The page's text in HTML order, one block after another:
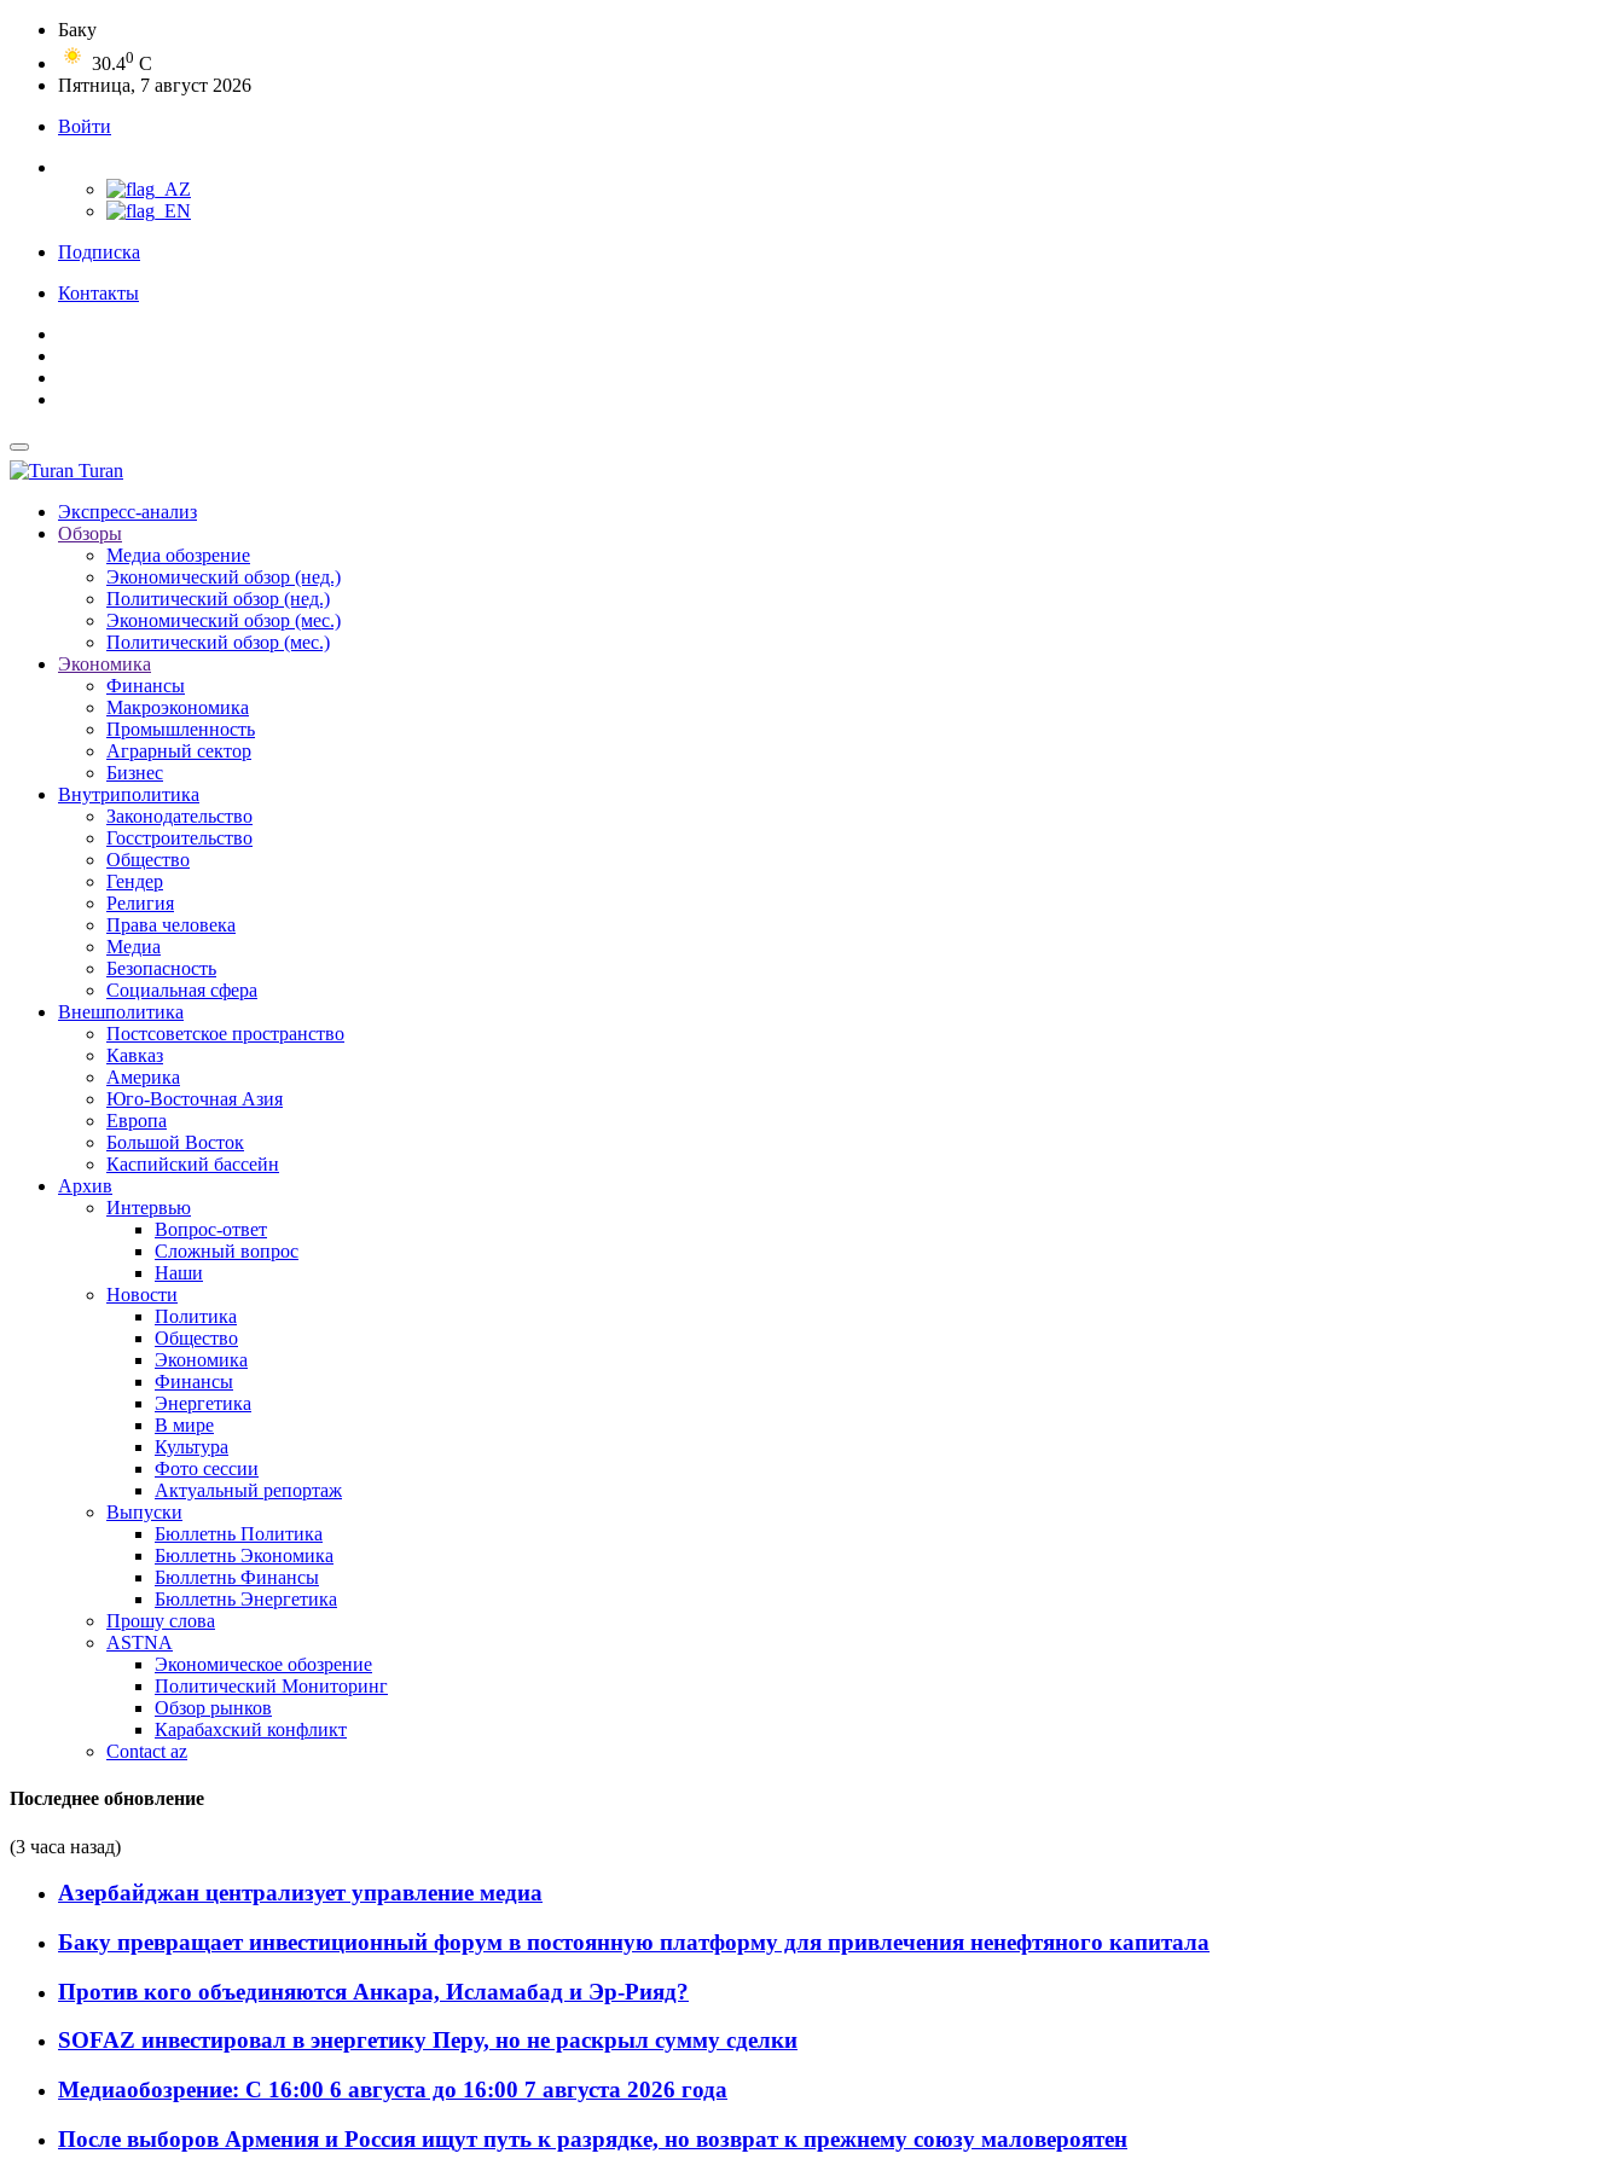
Баку
30.40 C
Пятница, 7 август 2026
Войти
Подписка
Контакты
Turan
Экспресс-анализ
Обзоры
Медиа обозрение
Экономический обзор (нед.)
Политический обзор (нед.)
Экономический обзор (мес.)
Политический обзор (мес.)
Экономика
Финансы
Макроэкономика
Промышленность
Аграрный сектор
Бизнес
Внутриполитика
Законодательство
Госстроительство
Общество
Гендер
Религия
Права человека
Медиа
Безопасность
Социальная сфера
Внешполитика
Постсоветское пространство
Кавказ
Америка
Юго-Восточная Азия
Европа
Большой Восток
Каспийский бассейн
Архив
Интервью
Вопрос-ответ
Сложный вопрос
Наши
Новости
Политика
Общество
Экономика
Финансы
Энергетика
В мире
Культура
Фото сессии
Актуальный репортаж
Выпуски
Бюллетнь Политика
Бюллетнь Экономика
Бюллетнь Финансы
Бюллетнь Энергетика
Прошу слова
ASTNA
Экономическое обозрение
Политический Мониторинг
Обзор рынков
Карабахский конфликт
Contact az
Последнее обновление
(3 часа назад)
Азербайджан централизует управление медиа
Баку превращает инвестиционный форум в постоянную платформу для привлечения ненефтяного капитала
Против кого объединяются Анкара, Исламабад и Эр-Рияд?
SOFAZ инвестировал в энергетику Перу, но не раскрыл сумму сделки
Медиаобозрение: С 16:00 6 августа до 16:00 7 августа 2026 года
После выборов Армения и Россия ищут путь к разрядке, но возврат к прежнему союзу маловероятен